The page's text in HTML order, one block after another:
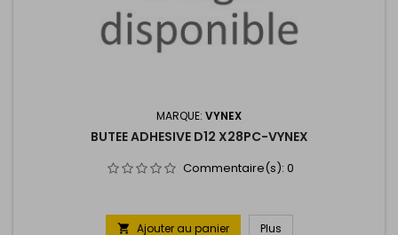
MARQUE: VYNEX
BUTEE ADHESIVE D12 X28PC-VYNEX
Commentaire(s): 0
 Ajouter au panier Plus